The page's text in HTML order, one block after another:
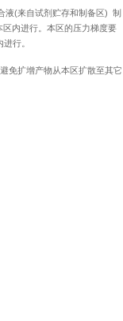
液(来自试剂贮存和制备区) 制
内进行。本区的压力梯度要
行。
免扩增产物从本区扩散至其它